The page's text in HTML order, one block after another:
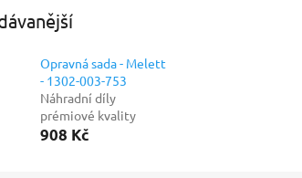
Opravná sada - Melett
- 1302-003-753
Náhradní díly
prémiové kvality
908 Kč